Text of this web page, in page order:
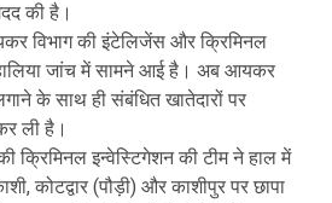
की है।
विभाग की इंटेलिजेंस और क्रिमिनल
जांच में सामने आई है। अब आयकर
के साथ ही संबंधित खातेदारों पर
ली है।
क्रिमिनल इन्वेस्टिगेशन की टीम ने हाल में
कोटद्वार (पौड़ी) और काशीपुर पर छापा